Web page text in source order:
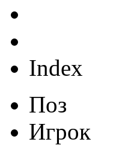
Index
Поз
Игрок